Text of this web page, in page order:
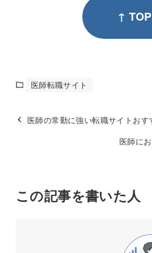
↑
医師転職サイト
医師の常勤に強い転職サイトおす
医師に
この記事を書いた人